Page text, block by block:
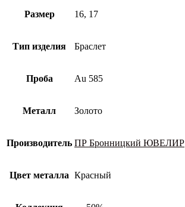
Размер 16, 17
Тип изделия Браслет
Проба Au 585
Металл Золото
Производитель ПР Бронницкий ЮВЕЛИР
Цвет металла Красный